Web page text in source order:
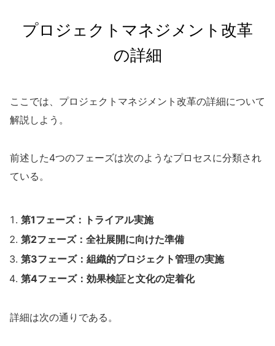
プロジェクトマネジメント改革
の詳細
ここでは、プロジェクトマネジメント改革の詳細について
解説しよう。
前述した4つのフェーズは次のようなプロセスに分類され
ている。
第1フェーズ：トライアル実施
第2フェーズ：全社展開に向けた準備
第3フェーズ：組織的プロジェクト管理の実施
第4フェーズ：効果検証と文化の定着化
詳細は次の通りである。